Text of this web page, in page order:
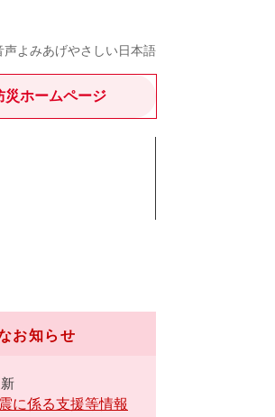
声よみあげやさしい日本語
災ホームページ
お知らせ
に係る支援等情報